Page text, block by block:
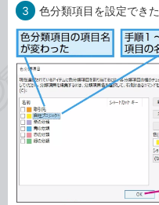
3 色分類項目を設定できた